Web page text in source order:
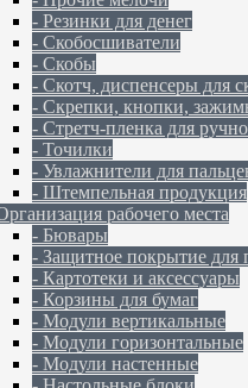
- Резинки для денег
- Скобосшиватели
- Скобы
- Скотч, диспенсеры для
- Скрепки, кнопки,
- Стретч-пленка для
- Точилки
- Увлажнители для
- Штемпельная продукция
рабочего места
- Бювары
- Защитное покрытие для
- Картотеки и аксессуары
- Корзины для бумаг
- Модули вертикальные
- Модули горизонтальные
- Модули настенные